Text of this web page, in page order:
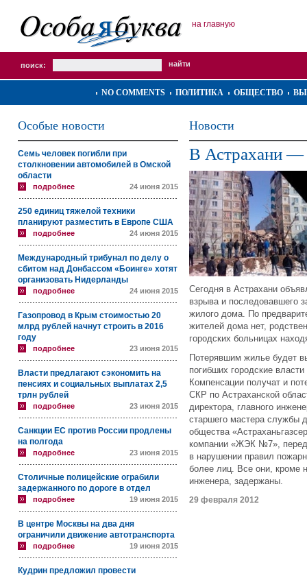
на главную
поиск:
NO COMMENTS ПОЛИТИКА ОБЩЕСТВО
Особые новости
Семь человек погибли при
столкновении автомобилей в Омской
области
подробнее 24 июня 2015
250 единиц тяжелой техники
планируют разместить в Европе США
подробнее 24 июня 2015
Международный трибунал по делу о
сбитом над Донбассом «Боинге» хотят
организовать Нидерланды
подробнее 24 июня 2015
Газопровод в Крым стоимостью 20
млрд рублей начнут строить в 2016
году
подробнее 23 июня 2015
Власти предлагают сэкономить на
пенсиях и социальных выплатах 2,5
трлн рублей
подробнее 23 июня 2015
Санкции ЕС против России продлены
на полгода
подробнее 23 июня 2015
Столичные полицейские ограбили
задержанного по дороге в отдел
подробнее 19 июня 2015
В центре Москвы на два дня
ограничили движение автотранспорта
подробнее 19 июня 2015
Кудрин предложил провести
Новости
В Астрахани —
Сегодня в Астрахани
взрыва и последовавшего
жилого дома. По
жителей дома нет,
городских больницах
Потерявшим жилье будет
погибших городские
Компенсации получат и
СКР по Астраханской
директора, главного
старшего мастера службы
общества
компании «ЖЭК №7»,
в нарушении правил
более лиц. Все они, кроме
инженера, задержаны.
29 февраля 2012